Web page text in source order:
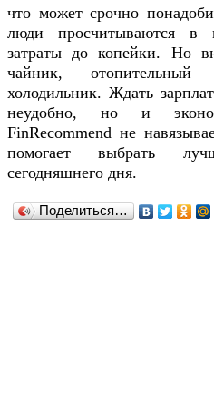
что может срочно
люди просчитываются в
затраты до копейки. Но
чайник,
холодильник. Ждать
неудобно, но и
FinRecommend не
помогает выбрать
сегодняшнего дня.
Поделиться…